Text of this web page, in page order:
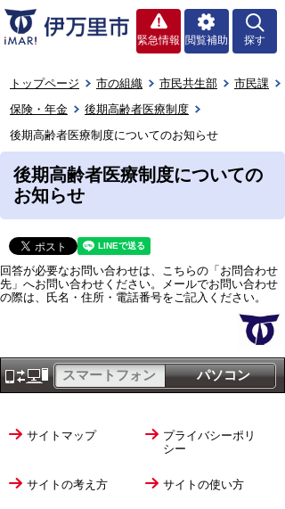
緊急情報 閲覧補助 探す
トップページ 市の組織 市民共生部
市民課
保険・年金
後期高齢者医療制度
後期高齢者医療制度についてのお知らせ
後期高齢者医療制度についての
お知らせ
回答が必要なお問い合わせは、こちらの「お問合わせ
先」へお問い合わせください。メールでお問い合わせ
の際は、氏名・住所・電話番号をご記入ください。
パソコン
スマートフォン
サイトマップ
プライバシーポリ
シー
サイトの考え方 サイトの使い方